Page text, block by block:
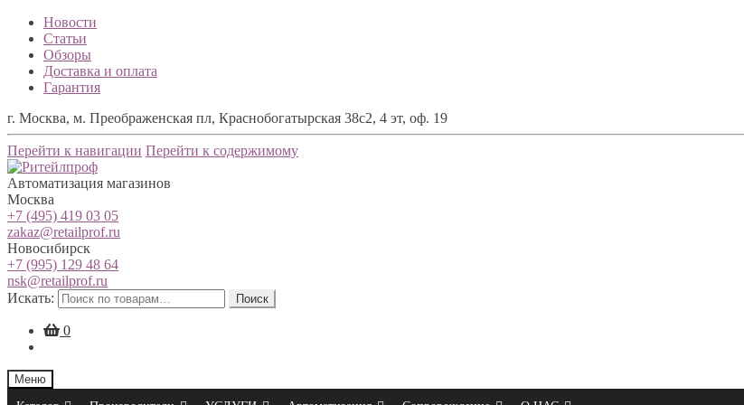
Новости
Статьи
Обзоры
Доставка и оплата
Гарантия
г. Москва, м. Преображенская пл, Краснобогатырская 38с2, 4 эт, оф. 19
Перейти к навигации Перейти к содержимому
Автоматизация магазинов
Москва
+7 (495) 419 03 05
zakaz@retailprof.ru
Новосибирск
+7 (995) 129 48 64
nsk@retailprof.ru
Искать:
Поиск
0
Меню